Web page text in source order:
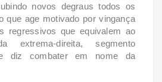
novos degraus todos os
que age motivado por vingança
regressivos que equivalem ao
extrema-direita, segmento
diz combater em nome da